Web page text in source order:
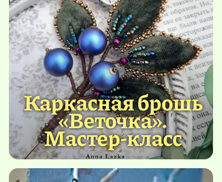
Каркасная брошь
«Веточка».
Мастер-класс